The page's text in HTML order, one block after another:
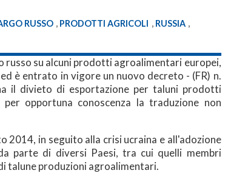
RUSSO , PRODOTTI AGRICOLI , RUSSIA ,
russo su alcuni prodotti agroalimentari europei,
è entrato in vigore un nuovo decreto - (FR) n.
il divieto di esportazione per taluni prodotti
opportuna conoscenza la traduzione non
2014, in seguito alla crisi ucraina e all'adozione
parte di diversi Paesi, tra cui quelli membri
talune produzioni agroalimentari.